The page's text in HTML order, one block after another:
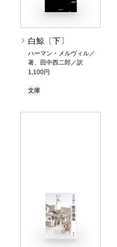
白鯨〔下〕
ハーマン・メルヴィル／
著、田中西二郎／訳
1,100円
文庫